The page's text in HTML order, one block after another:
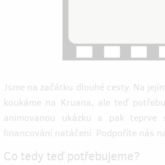
Jsme na začátku dlouhé cesty. Na
koukáme na Kruana, ale teď
animovanou ukázku a pak teprve
financování natáčení. Podpoříte nás
Co tedy teď potřebujeme?